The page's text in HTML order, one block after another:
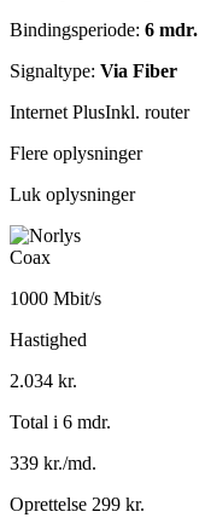
Bindingsperiode: 6 mdr.
Signaltype: Via Fiber
Internet PlusInkl. router
Flere oplysninger
Luk oplysninger
Coax
1000 Mbit/s
Hastighed
2.034 kr.
Total i 6 mdr.
339 kr./md.
Oprettelse 299 kr.